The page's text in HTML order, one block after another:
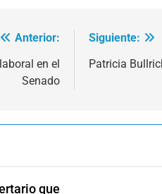
Anterior:
en el
Senado
Siguiente:
Patricia
que